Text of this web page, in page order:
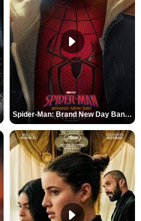
Spider-Man: Brand New Day Bande-annonce VO STFR